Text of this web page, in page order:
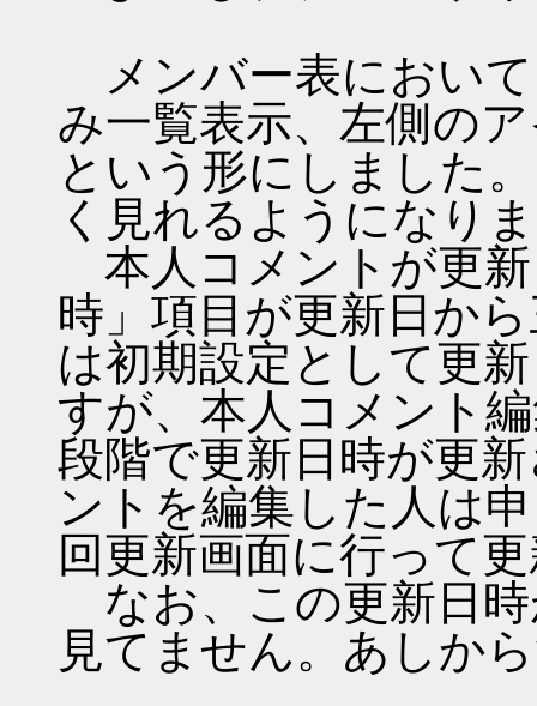
メンバー表におい
み一覧表示、左側の
という形にしました
く見れるようになり
本人コメントが更
時」項目が更新日か
は初期設定として更
すが、本人コメント
段階で更新日時が更
ントを編集した人は
回更新画面に行って
なお、この更新日
見てません。あしか